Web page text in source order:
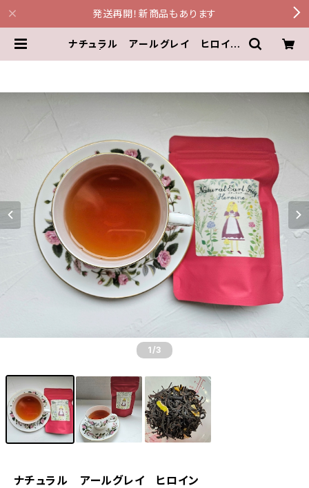
発送再開！新商品もあります
ナチュラル アールグレイ ヒロイン
1 /3
ナチュラル アールグレイ ヒロイン